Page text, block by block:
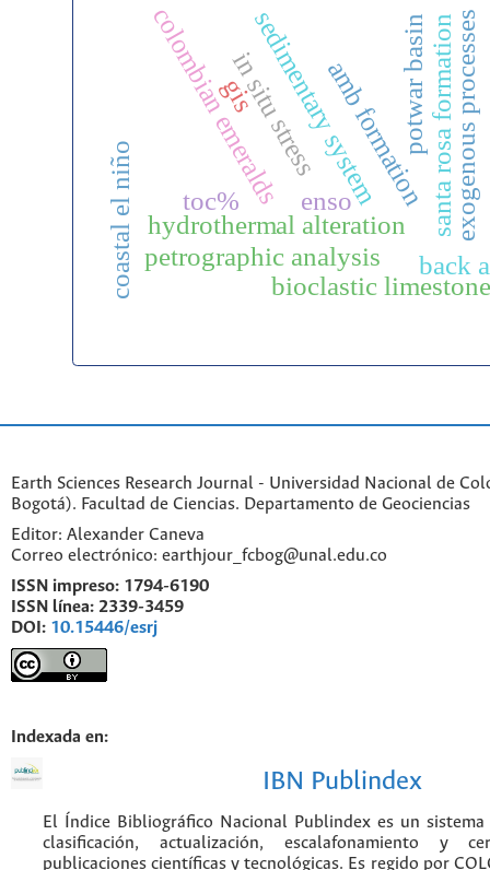
colombian emeralds
hydrothermal alteration santa rosa formation
petrographic analysis
amb formation
bioclastic
sedimentary system
gis
back
in situ stress exogenous processes
enso
coastal el niño toc%
potwar basin
Earth Sciences Research Journal - Universidad Nacional de
Bogotá). Facultad de Ciencias. Departamento de Geociencias
Editor: Alexander Caneva
Correo electrónico: earthjour_fcbog@unal.edu.co
ISSN impreso: 1794-6190
ISSN línea: 2339-3459
DOI: 10.15446/esrj
Indexada en:
IBN Publindex
El Índice Bibliográfico Nacional Publindex es un
clasificación, actualización, escalafonamiento y
publicaciones científicas y tecnológicas. Es regido por